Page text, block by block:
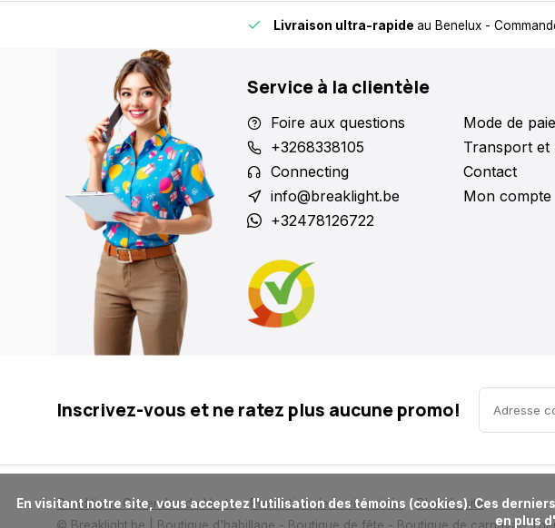
Livraison ultra-rapide au Benelux -
Service à la clientèle
Foire aux questions
+3268338105
Connecting
info@breaklight.be
+32478126722
Mode de
Transport
Contact
Mon compte
Inscrivez-vous et ne ratez plus aucune promo!
Conditions Generales de Vente Protection de la vie privée
Plan du site
en plus